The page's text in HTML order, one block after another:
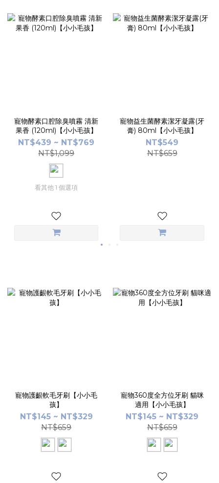
寵物酵素口腔除臭噴霧 清新
果香 (120ml)【小小毛孩】
NT$439 ~ NT$769
NT$1,099
看其他 1 個選項
寵物益生菌酵素潔牙凝露(牙
膏) 80ml【小小毛孩】
NT$549
NT$659
寵物護齦軟毛牙刷【小小毛
孩】
NT$145 ~ NT$329
NT$659
寵物360度全方位牙刷 貓咪
適用【小小毛孩】
NT$145 ~ NT$329
NT$659